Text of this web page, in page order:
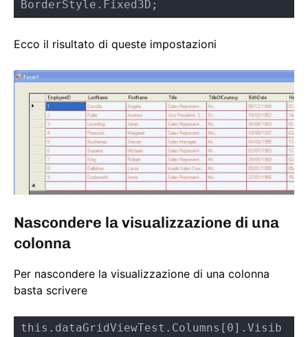
BorderStyle.Fixed3D;
Ecco il risultato di queste impostazioni
Nascondere la visualizzazione di una
colonna
Per nascondere la visualizzazione di una colonna
basta scrivere
this.dataGridViewTest.Columns[0].Visib